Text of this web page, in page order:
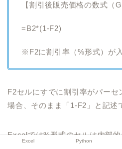
【割引後販売価格の数式（
=B2*(1-F2)
※F2に割引率（%形式）が
F2セルにすでに割引率がパー
場合、そのまま「1-F2」と記述
Excelでは%形式のセルは内部
Excel Python